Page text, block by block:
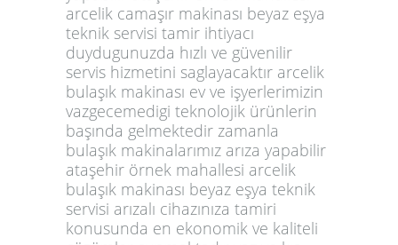
arcelik camaşır makinası beyaz eşya
teknik servisi tamir ihtiyacı
duydugunuzda hızlı ve güvenilir
servis hizmetini saglayacaktır arcelik
bulaşık makinası ev ve işyerlerimizin
vazgecemedigi teknolojik ürünlerin
başında gelmektedir zamanla
bulaşık makinalarımız arıza yapabilir
ataşehir örnek mahallesi arcelik
bulaşık makinası beyaz eşya teknik
servisi arızalı cihazınıza tamiri
konusunda en ekonomik ve kaliteli